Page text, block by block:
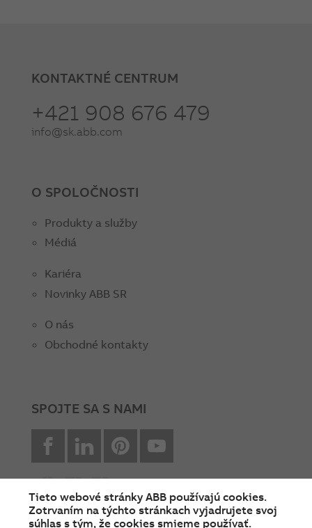
KONTAKTNÉ CENTRUM
+421 908 676 479
info@sk.abb.com
O SPOLOČNOSTI
Produkty a služby
Médiá
Kariéra
Novinky ABB SR
O nás
Obchodné kontakty
SPOJTE SA S NAMI
facebookLinkedin Pinterest
Tieto webové stránky ABB používajú cookies.
Zotrvaním na týchto stránkach vyjadrujete svoj
súhlas s tým, že cookies smieme používať.